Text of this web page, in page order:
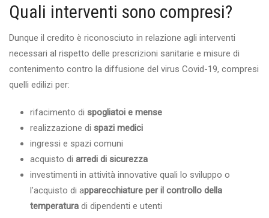
Quali interventi sono compresi?
Dunque il credito è riconosciuto in relazione agli interventi
necessari al rispetto delle prescrizioni sanitarie e misure di
contenimento contro la diffusione del virus Covid-19, compresi
quelli edilizi per:
rifacimento di spogliatoi e mense
realizzazione di spazi medici
ingressi e spazi comuni
acquisto di arredi di sicurezza
investimenti in attività innovative quali lo sviluppo o
l’acquisto di apparecchiature per il controllo della
temperatura di dipendenti e utenti